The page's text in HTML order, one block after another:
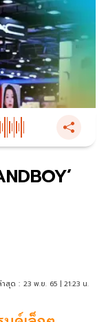
สุด : 23 พ.ย. 65 | 21:23 น.